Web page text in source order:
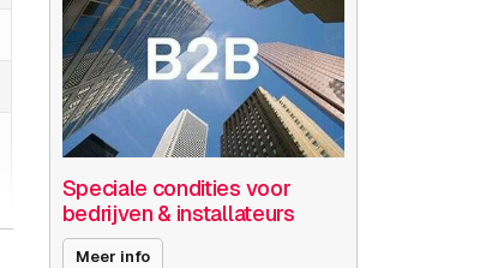
Speciale condities voor
bedrijven & installateurs
Meer info